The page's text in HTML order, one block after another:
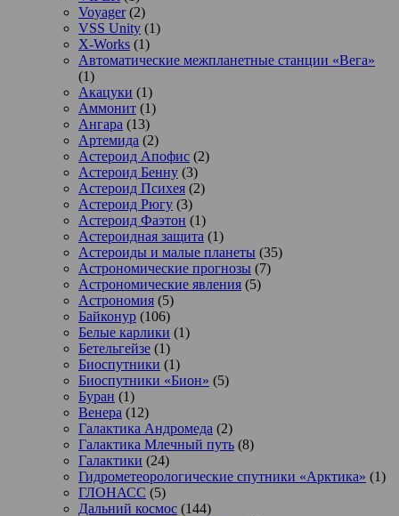
Voyager(2)
VSS Unity (1)
X-Works (1)
Автоматические межпланетные станции «Вега»
(1)
Акацуки (1)
Аммонит (1)
Ангара (13)
Артемида (2)
Астероид Апофис (2)
Астероид Бенну (3)
Астероид Психея (2)
Астероид Рюгу (3)
Астероид Фаэтон (1)
Астероидная защита (1)
Астероиды и малые планеты (35)
Астрономические прогнозы (7)
Астрономические явления (5)
Астрономия (5)
Байконур (106)
Белые карлики (1)
Бетельгейзе (1)
Биоспутники (1)
Биоспутники «Бион» (5)
Буран (1)
Венера (12)
Галактика Андромеда (2)
Галактика Млечный путь (8)
Галактики (24)
Гидрометеорологические спутники «Арктика» (1)
ГЛОНАСС (5)
Дальний космос (144)